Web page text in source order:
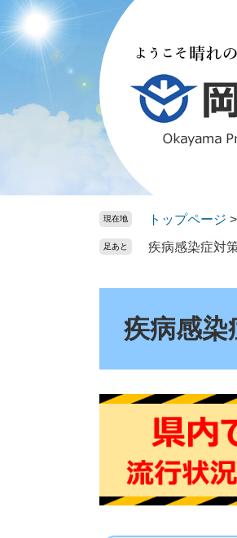
ー
ジ
ニ
ュ
現在地 トップページ >
足あと 疾病感染症対
疾病感染